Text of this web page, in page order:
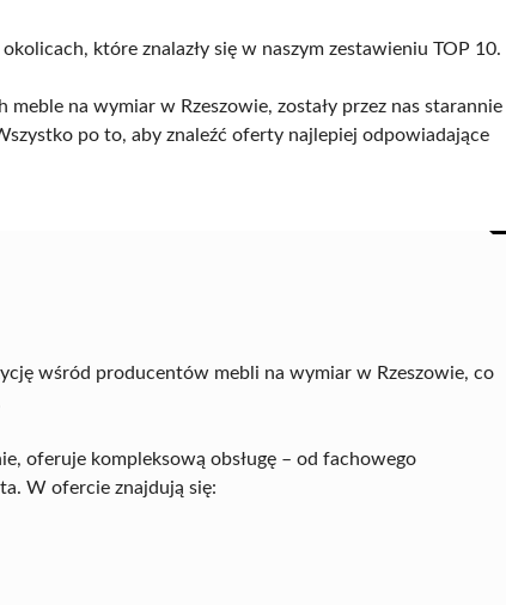
które znalazły się w naszym zestawieniu TOP 10.
na wymiar w Rzeszowie, zostały przez nas starannie
po to, aby znaleźć oferty najlepiej odpowiadające
wśród producentów mebli na wymiar w Rzeszowie, co
oferuje kompleksową obsługę – od fachowego
W ofercie znajdują się: